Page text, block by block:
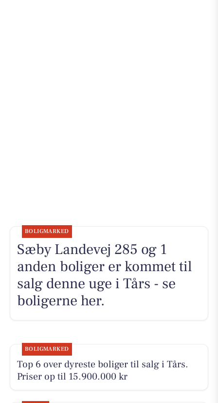
BOLIGMARKED
Sæby Landevej 285 og 1
anden boliger er kommet til
salg denne uge i Tårs - se
boligerne her.
BOLIGMARKED
Top 6 over dyreste boliger til salg i Tårs.
Priser op til 15.900.000 kr